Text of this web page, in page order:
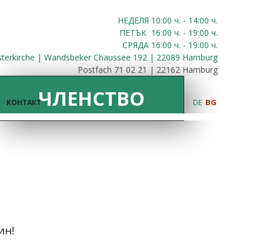
НЕДЕЛЯ 10:00 ч. - 14:00 ч.
ПЕТЪК 16:00 ч. - 19:00 ч.
СРЯДА 16:00 ч. - 19:00 ч.
| Wandsbeker Chaussee 192 | 22089 Hamburg
Postfach 71 02 21 | 22162 Hamburg
КОНТАКТ DE BG
ЧЛЕНСТВО